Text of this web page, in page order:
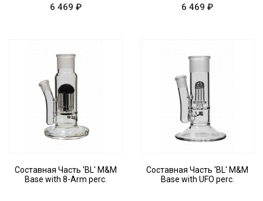
6 469 ₽ 6 469 ₽
Составная Часть 'BL' M&M
Base with 8-Arm perc.
Составная Часть 'BL' M&M
Base with UFO perc.